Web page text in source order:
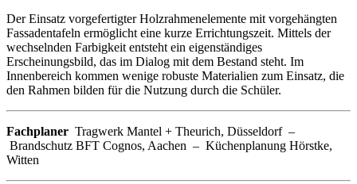
Der Einsatz vorgefertigter Holzrahmenelemente mit vorgehängten
Fassadentafeln ermöglicht eine kurze Errichtungszeit. Mittels der
wechselnden Farbigkeit entsteht ein eigenständiges
Erscheinungsbild, das im Dialog mit dem Bestand steht. Im
Innenbereich kommen wenige robuste Materialien zum Einsatz, die
den Rahmen bilden für die Nutzung durch die Schüler.
Fachplaner Tragwerk Mantel + Theurich, Düsseldorf –
Brandschutz BFT Cognos, Aachen – Küchenplanung Hörstke,
Witten